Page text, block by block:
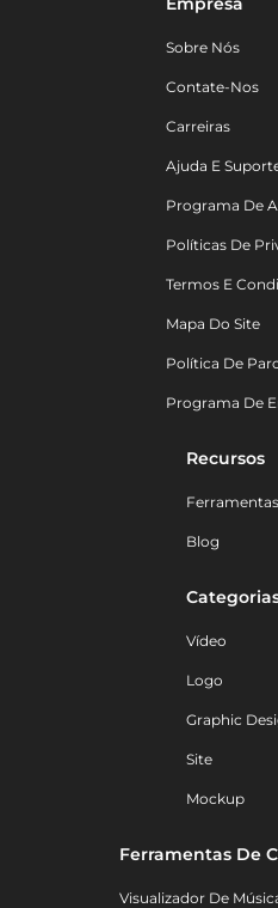
Sobre Nós
Contate-Nos
Carreiras
Ajuda E
Programa De
Políticas De
Termos E
Mapa Do Site
Política De
Programa De
Recursos
Blog
Vídeo
Logo
Graphic
Site
Mockup
Ferramentas De
Visualizador De